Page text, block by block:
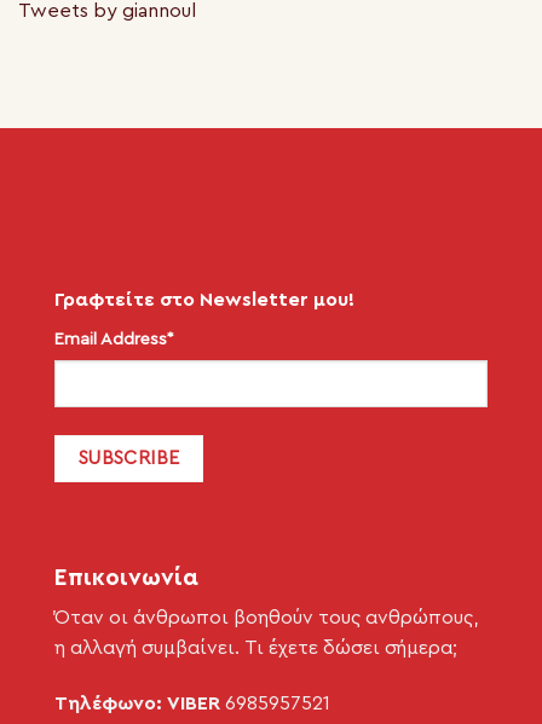
Tweets by giannoul
Γραφτείτε στο Newsletter μου!
Email Address*
Επικοινωνία
Όταν οι άνθρωποι βοηθούν τους ανθρώπους,
η αλλαγή συμβαίνει. Τι έχετε δώσει σήμερα;
Τηλέφωνο: VIBER 6985957521